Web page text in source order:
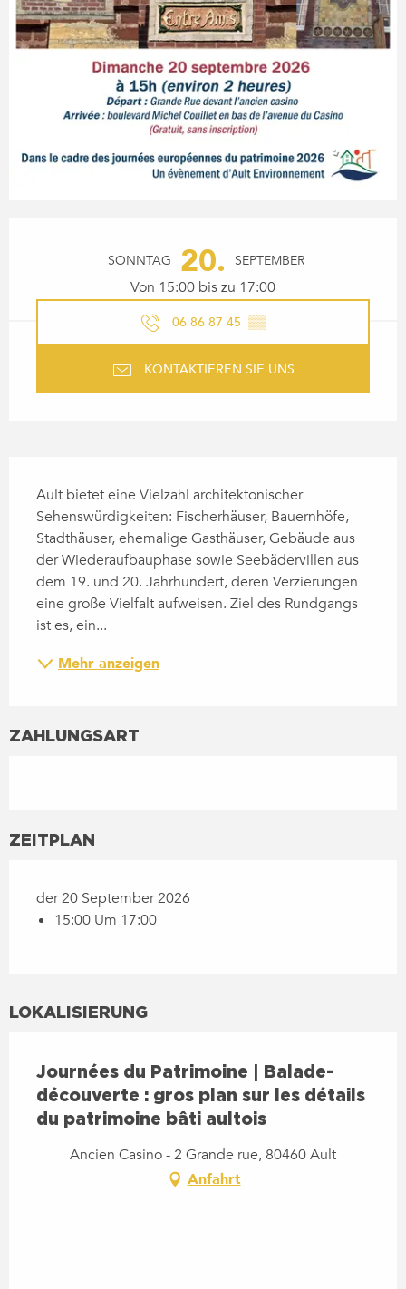
SONNTAG 20. SEPTEMBER
Von 15:00 bis zu 17:00
06 86 87 45 ▒▒
KONTAKTIEREN SIE UNS
Ault bietet eine Vielzahl architektonischer
Sehenswürdigkeiten: Fischerhäuser, Bauernhöfe,
Stadthäuser, ehemalige Gasthäuser, Gebäude aus
der Wiederaufbauphase sowie Seebädervillen aus
dem 19. und 20. Jahrhundert, deren Verzierungen
eine große Vielfalt aufweisen. Ziel des Rundgangs
ist es, ein...
Mehr anzeigen
ZAHLUNGSART
ZEITPLAN
der 20 September 2026
15:00 Um 17:00
LOKALISIERUNG
Journées du Patrimoine | Balade-
découverte : gros plan sur les détails
du patrimoine bâti aultois
Ancien Casino - 2 Grande rue, 80460 Ault
Anfahrt